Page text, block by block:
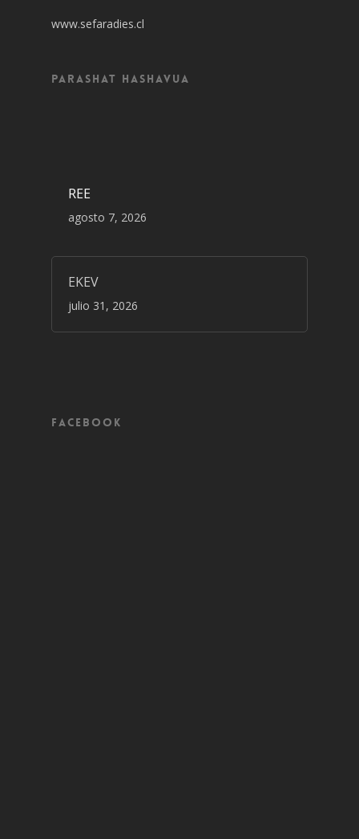
www.sefaradies.cl
Parashat Hashavua
REE
agosto 7, 2026
EKEV
julio 31, 2026
Facebook